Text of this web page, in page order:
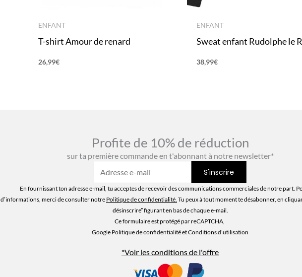
ENFANT
T-shirt Amour de renard
26,99€
ENFANT
Sweat enfant Rudolphe le
38,99€
Profite de 10% de réduction
sur ta première commande en t'abonnant à notre newsletter*
En fournissant ton adresse e-mail, tu acceptes de recevoir des communications commerciales de notre part.
d’informations, merci de consulter notre Politique de confidentialité. Tu peux à tout moment te désabonner, en
désinscrire” figurant en bas de chaque e-mail.
Ce formulaire est protégé par reCAPTCHA,
Google Politique de confidentialitéet Conditions d’utilisation
*Voir les conditions de l'offre